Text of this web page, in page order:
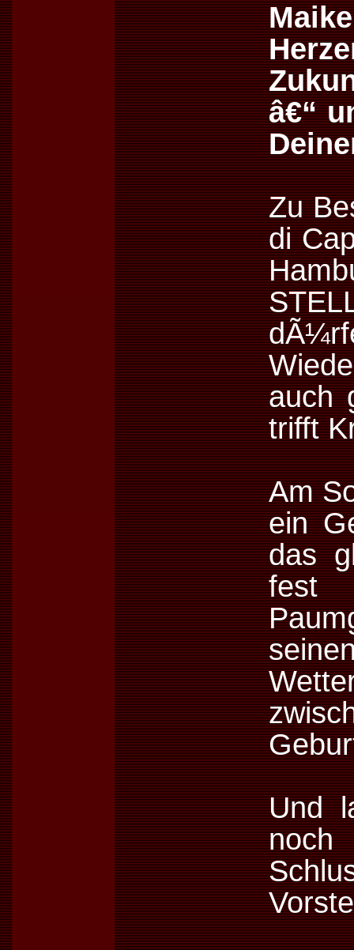
â€“
Zu
di
auch
trifft
Am
ein
das
fest
Und